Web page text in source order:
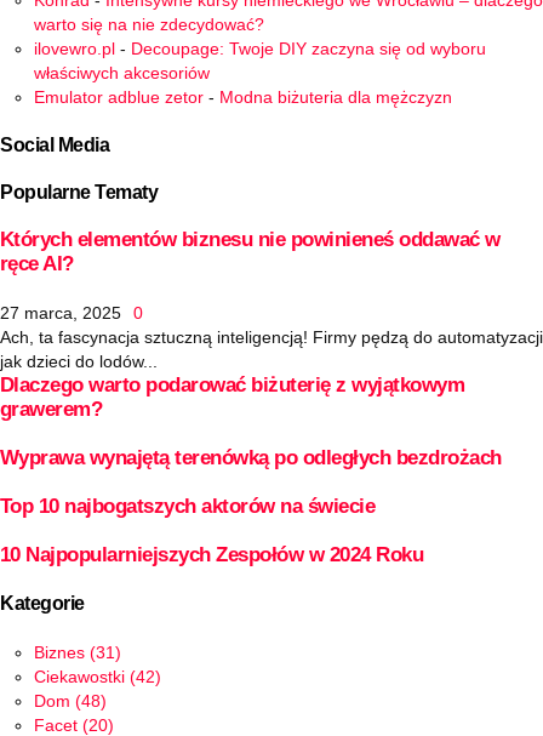
warto się na nie zdecydować?
ilovewro.pl - Decoupage: Twoje DIY zaczyna się od wyboru
właściwych akcesoriów
Emulator adblue zetor - Modna biżuteria dla mężczyzn
Social Media
Popularne Tematy
Których elementów biznesu nie powinieneś oddawać w
ręce AI?
27 marca, 2025
0
Ach, ta fascynacja sztuczną inteligencją! Firmy pędzą do automatyzacji
jak dzieci do lodów...
Dlaczego warto podarować biżuterię z wyjątkowym
grawerem?
Wyprawa wynajętą terenówką po odległych bezdrożach
Top 10 najbogatszych aktorów na świecie
10 Najpopularniejszych Zespołów w 2024 Roku
Kategorie
Biznes (31)
Ciekawostki (42)
Dom (48)
Facet (20)